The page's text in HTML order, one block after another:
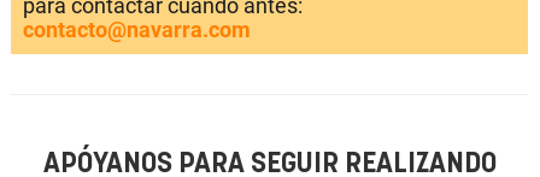
para contactar cuando antes:
contacto@navarra.com
APÓYANOS PARA SEGUIR REALIZANDO